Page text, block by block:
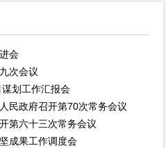
会
次会议
划工作汇报会
民政府召开第70次常务会议
第六十三次常务会议
成果工作调度会